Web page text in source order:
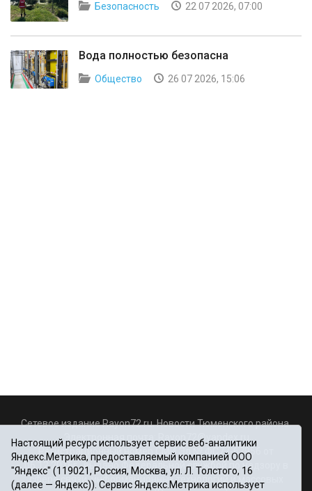
Безопасность 22 07 2026, 07:00
Вода полностью безопасна
Общество 26 07 2026, 15:06
Сетевое издание Rayon72.ru. Новости Тюменского района.
Rayon72@yandex.ru
Регистрационный номер СМИ Эл № ФС77-67956 от
06.12.2016г., выдано Федеральной службой по надзору в
сфере связи, информационных технологий и массовых
Настоящий ресурс использует сервис веб-аналитики
Яндекс.Метрика, предоставляемый компанией ООО
"Яндекс" (119021, Россия, Москва, ул. Л. Толстого, 16
(далее — Яндекс)). Сервис Яндекс.Метрика использует